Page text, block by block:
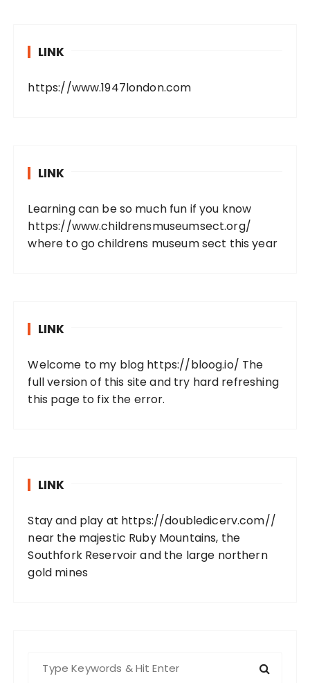
LINK
https://www.1947london.com
LINK
Learning can be so much fun if you know
https://www.childrensmuseumsect.org/
where to go childrens museum sect this year
LINK
Welcome to my blog https://bloog.io/ The
full version of this site and try hard refreshing
this page to fix the error.
LINK
Stay and play at https://doubledicerv.com//
near the majestic Ruby Mountains, the
Southfork Reservoir and the large northern
gold mines